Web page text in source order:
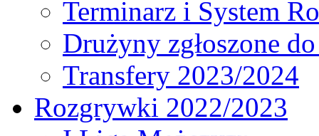
Terminarz i System
Drużyny zgłoszone
Transfery 2023/2024
Rozgrywki 2022/2023